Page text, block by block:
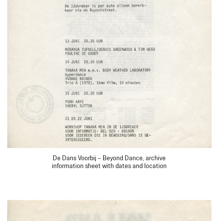
De Dans Voorbij – Beyond Dance, archive
information sheet with dates and location